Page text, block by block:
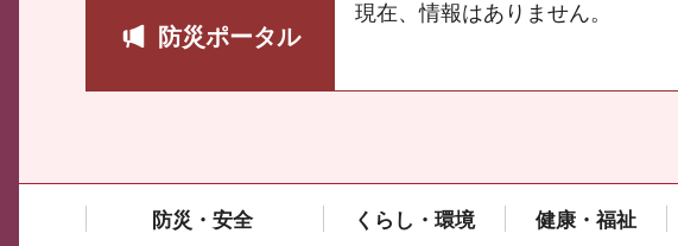
防災ポータル
現在、情報はありません。
防災・安全 くらし・環境 健康・福祉